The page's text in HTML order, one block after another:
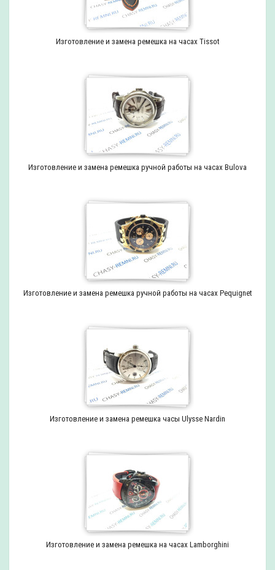
Изготовление и замена ремешка на часах Tissot
Изготовление и замена ремешка ручной работы на часах Bulova
Изготовление и замена ремешка ручной работы на часах Pequignet
Изготовление и замена ремешка часы Ulysse Nardin
Изготовление и замена ремешка на часах Lamborghini